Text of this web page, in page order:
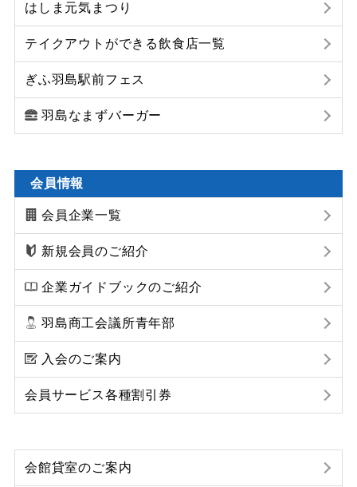
はしま元気まつり
テイクアウトができる飲食店一覧
ぎふ羽島駅前フェス
羽島なまずバーガー
会員情報
会員企業一覧
新規会員のご紹介
企業ガイドブックのご紹介
羽島商工会議所青年部
入会のご案内
会員サービス各種割引券
会館貸室のご案内